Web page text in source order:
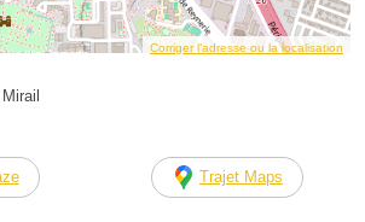
Corriger l’adresse ou la localisation
Trajet Maps